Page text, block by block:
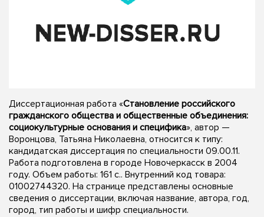
Диссертационная работа «Становление российского
гражданского общества и общественные объединения:
социокультурные основания и специфика», автор —
Воронцова, Татьяна Николаевна, относится к типу:
кандидатская диссертация по специальности 09.00.11.
Работа подготовлена в городе Новочеркасск в 2004
году. Объем работы: 161 с.. Внутренний код товара:
01002744320. На странице представлены основные
сведения о диссертации, включая название, автора, год,
город, тип работы и шифр специальности.